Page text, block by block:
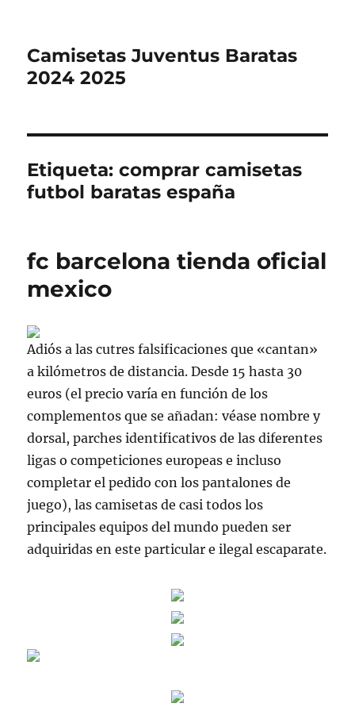
Camisetas Juventus Baratas
2024 2025
Etiqueta:comprar camisetas
futbol baratas españa
fc barcelona tienda oficial
mexico
Adiós a las cutres falsificaciones que «cantan»
a kilómetros de distancia. Desde 15 hasta 30
euros (el precio varía en función de los
complementos que se añadan: véase nombre y
dorsal, parches identificativos de las diferentes
ligas o competiciones europeas e incluso
completar el pedido con los pantalones de
juego), las camisetas de casi todos los
principales equipos del mundo pueden ser
adquiridas en este particular e ilegal escaparate.